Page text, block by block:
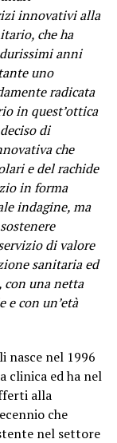
innovativi alla
che ha
anni
uno
radicata
in quest’ottica
di
che
e del rachide
in forma
indagine, ma
di valore
sanitaria ed
con una netta
con un’età
nasce nel 1996
clinica ed ha nel
alla
che
nel settore